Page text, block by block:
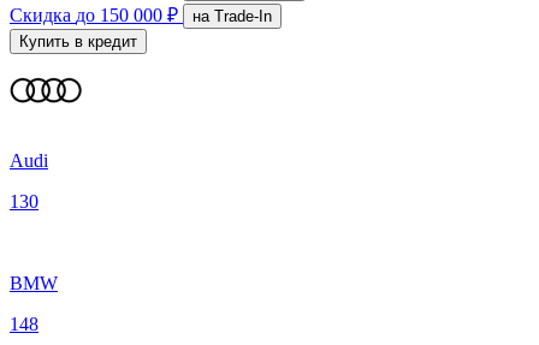
Скидка до 150 000 ₽
на Trade-In
Купить в кредит
Audi
130
BMW
148